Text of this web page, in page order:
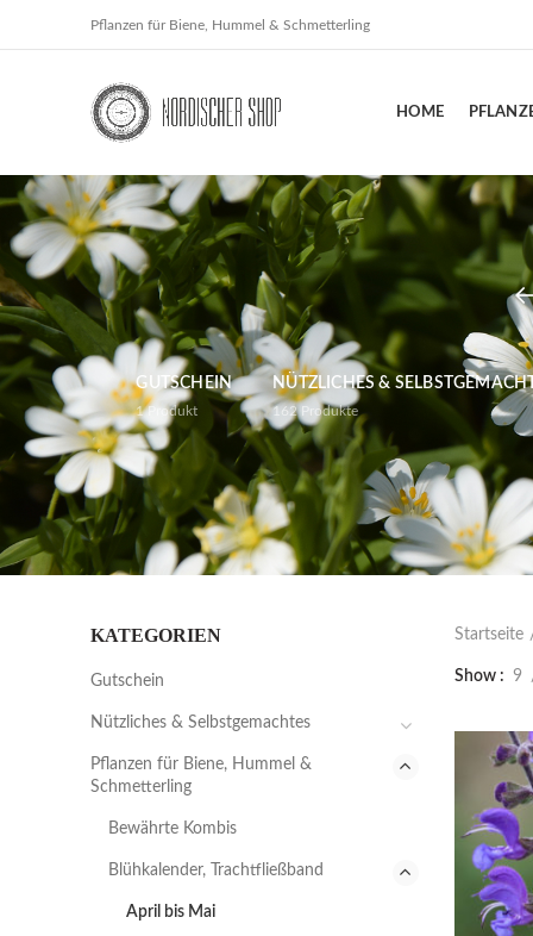
Pflanzen für Biene, Hummel & Schmetterling
HOME
GUTSCHEIN
1 Produkt
NÜTZLICHES &
162 Produkte
Startseite
Show 9
KATEGORIEN
Gutschein
Nützliches & Selbstgemachtes
Pflanzen für Biene, Hummel &
Schmetterling
Bewährte Kombis
Blühkalender, Trachtfließband
April bis Mai